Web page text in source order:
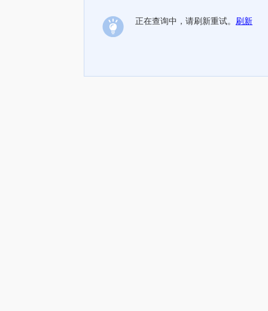
正在查询中，请刷新重试。 刷新